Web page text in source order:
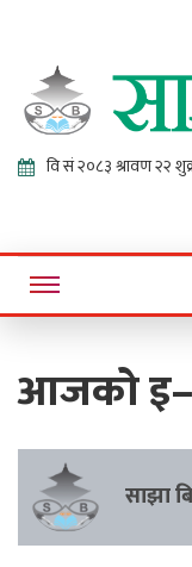
Online News Portal
आजको
साझा